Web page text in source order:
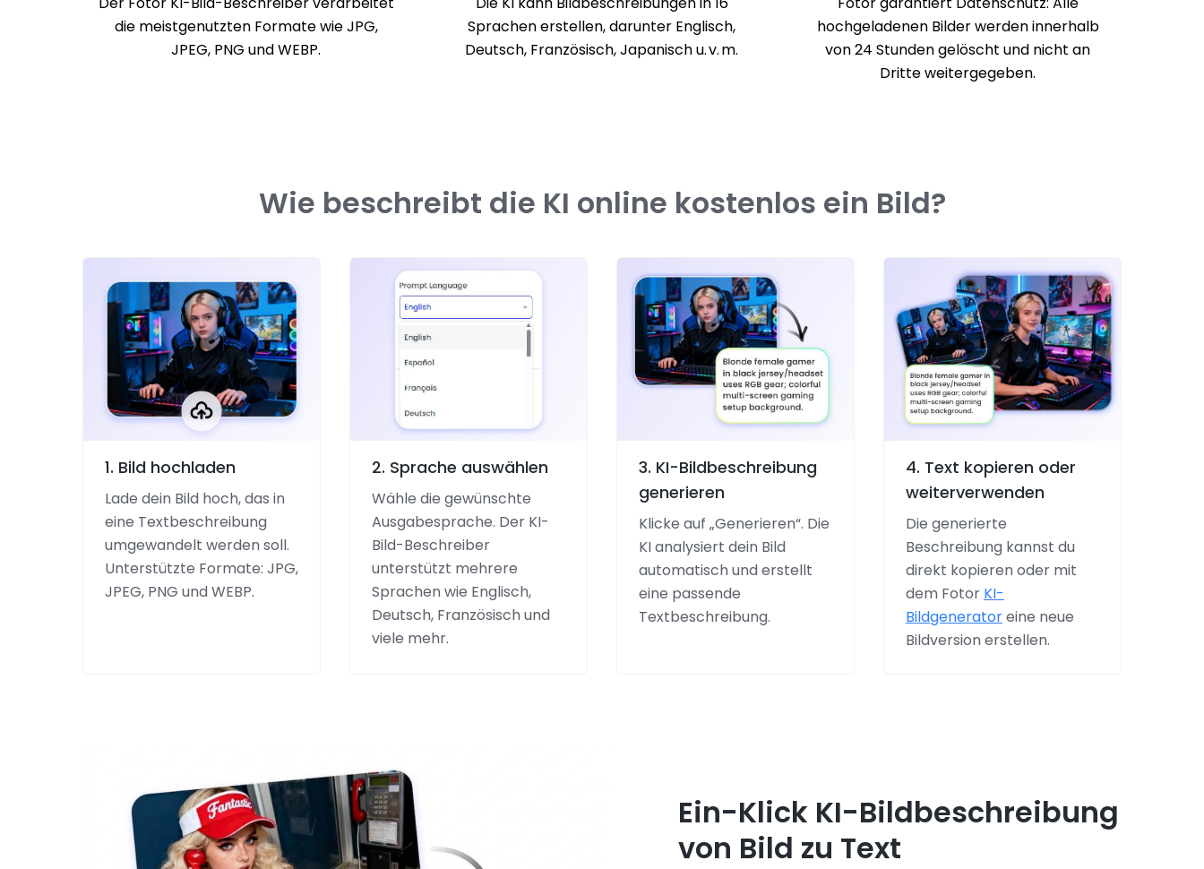
die meistgenutzten Formate wie JPG,
JPEG, PNG und WEBP.
Sprachen erstellen, darunter Englisch,
Deutsch, Französisch, Japanisch u. v. m.
hochgeladenen Bilder werden innerhalb
von 24 Stunden gelöscht und nicht an
Dritte weitergegeben.
Wie beschreibt die KI online kostenlos ein Bild?
1. Bild hochladen
Lade dein Bild hoch, das in
eine Textbeschreibung
umgewandelt werden soll.
Unterstützte Formate: JPG,
JPEG, PNG und WEBP.
2. Sprache auswählen
Wähle die gewünschte
Ausgabesprache. Der KI-
Bild-Beschreiber
unterstützt mehrere
Sprachen wie Englisch,
Deutsch, Französisch und
viele mehr.
3. KI-Bildbeschreibung
generieren
Klicke auf „Generieren“. Die
KI analysiert dein Bild
automatisch und erstellt
eine passende
Textbeschreibung.
4. Text kopieren oder
weiterverwenden
Die generierte
Beschreibung kannst du
direkt kopieren oder mit
dem Fotor KI-
Bildgeneratoreine neue
Bildversion erstellen.
Ein-Klick KI-Bildbeschreibung
von Bild zu Text